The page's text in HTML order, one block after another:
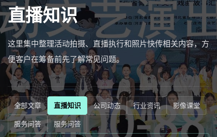
直播知识
这里集中整理活动拍摄、直播执行和照片快传相关内容，方
便客户在筹备前先了解常见问题。
全部文章 直播知识 公司动态 行业资讯
影像课堂
服务问答
服务问答